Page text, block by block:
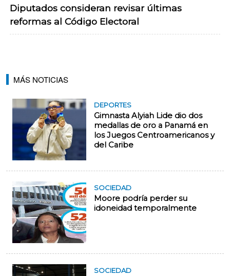
Diputados consideran revisar últimas
reformas al Código Electoral
MÁS NOTICIAS
DEPORTES
Gimnasta Alyiah Lide dio dos
medallas de oro a Panamá en
los Juegos Centroamericanos y
del Caribe
SOCIEDAD
Moore podría perder su
idoneidad temporalmente
SOCIEDAD